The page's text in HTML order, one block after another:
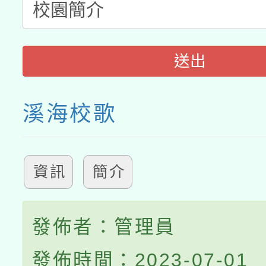
接種之民眾」措施，延
月28日止
送出
溪海校歌
資訊 簡介
發佈者：管理員
發佈時間：2023-07-01